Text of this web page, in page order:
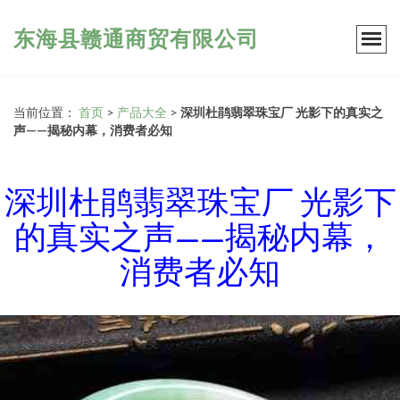
东海县赣通商贸有限公司
当前位置： 首页 > 产品大全 > 深圳杜鹃翡翠珠宝厂 光影下的真实之
声——揭秘内幕，消费者必知
深圳杜鹃翡翠珠宝厂 光影下
的真实之声——揭秘内幕，
消费者必知